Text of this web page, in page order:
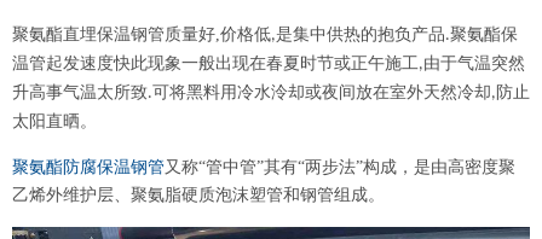
聚氨酯直埋保温钢管质量好 价格低,是集中供热的抱负产品.聚氨酯保
温管起发速度快此现象一般出现在春夏时节或正午施工 ,由于气温突然
升高事气温太所致.可将黑料用冷水泠却或夜间放在室外天然冷却 , 防止
太阳直晒。
聚氨酯防腐保温钢管 又称“管中管”其有“两步法”构成，是由高密度聚
乙烯外维护层、聚氨脂硬质泡沫塑管和钢管组成。